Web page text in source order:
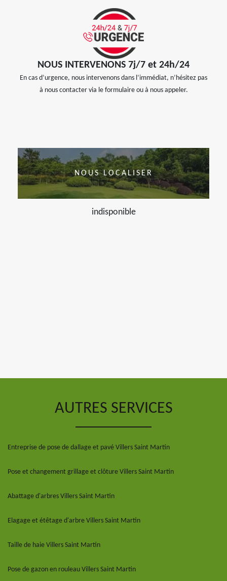
NOUS INTERVENONS 7j/7 et 24h/24
En cas d’urgence, nous intervenons dans l’immédiat, n’hésitez pas
à nous contacter via le formulaire ou à nous appeler.
NOUS LOCALISER
indisponible
AUTRES SERVICES
Entreprise de pose de dallage et pavé Villers Saint Martin
Pose et changement grillage et clôture Villers Saint Martin
Abattage d'arbres Villers Saint Martin
Elagage et étêtage d'arbre Villers Saint Martin
Taille de haie Villers Saint Martin
Pose de gazon en rouleau Villers Saint Martin